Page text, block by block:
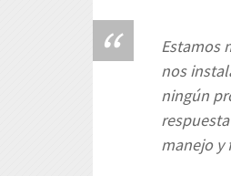
Estamos
nos
ningún
manejo y